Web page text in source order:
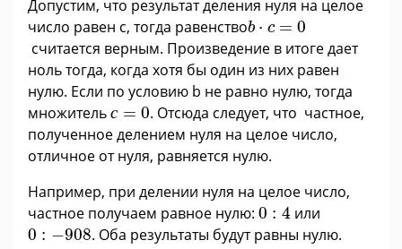
Допустим, что результат деления нуля на целое
число равен с, тогда равенствоb ⋅ c = 0
b· c=0
считается верным. Произведение в итоге дает
ноль тогда, когда хотя бы один из них равен
нулю. Если по условию b не равно нулю, тогда
множительс = 0
с=0
. Отсюда следует, что частное,
полученное делением нуля на целое число,
отличное от нуля, равняется нулю.
Например, при делении нуля на целое число,
частное получаем равное нулю: 0 : 4
0:4 или
0 : −908
0 − 908 . Оба результаты будут равны нулю.